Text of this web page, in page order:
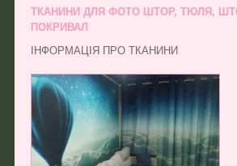
ТКАНИНИ ДЛЯ ФОТО ШТОР, ТЮЛЯ,
ПОКРИВАЛ
ІНФОРМАЦІЯ ПРО ТКАНИНИ